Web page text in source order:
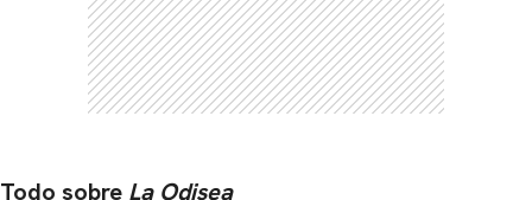
Todo sobre La Odisea